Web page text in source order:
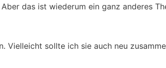
das ist wiederum ein ganz anderes
Vielleicht sollte ich sie auch neu